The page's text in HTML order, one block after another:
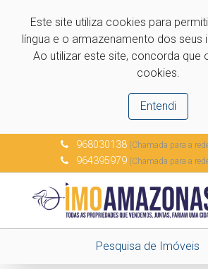
Este site utiliza cookies para
língua e o armazenamento dos seus
Ao utilizar este site, concorda que
cookies.
Entendi
968030138 (Chamada para a
964395979 (Chamada para a
Pesquisa de Imóveis